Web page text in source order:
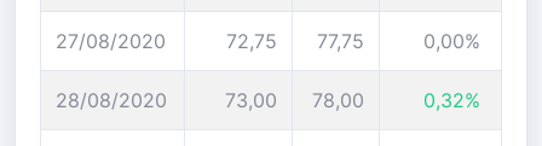
27/08/2020 72,75 77,75 0,00%
28/08/2020 73,00 78,00 0,32%